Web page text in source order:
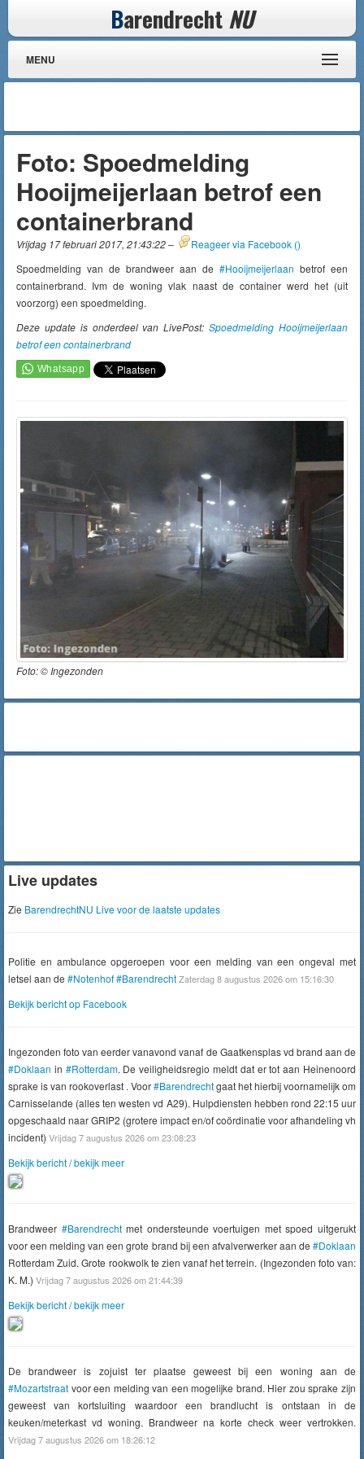
Barendrecht NU
MENU
Foto: Spoedmelding
Hooijmeijerlaan betrof een
containerbrand
Vrijdag 17 februari 2017, 21:43:22– Reageer via Facebook ()
Spoedmelding van de brandweer aan de #Hooijmeijerlaan betrof een
containerbrand. Ivm de woning vlak naast de container werd het (uit
voorzorg) een spoedmelding.
Deze update is onderdeel van LivePost:Spoedmelding Hooijmeijerlaan
betrof een containerbrand
Foto: ©Ingezonden
Live updates
Zie BarendrechtNU Live voor de laatste updates
Politie en ambulance opgeroepen voor een melding van een ongeval met
letsel aan de #Notenhof#BarendrechtZaterdag 8 augustus 2026 om 15:16:30
Bekijk bericht op Facebook
Ingezonden foto van eerder vanavond vanaf de Gaatkensplas vd brand aan de
#Doklaan in #Rotterdam. De veiligheidsregio meldt dat er tot aan Heinenoord
sprake is van rookoverlast . Voor#Barendrechtgaat het hierbij voornamelijk om
Carnisselande (alles ten westen vd A29). Hulpdiensten hebben rond 22:15 uur
opgeschaald naar GRIP2 (grotere impact en/of coördinatie voor afhandeling vh
incident) Vrijdag 7 augustus 2026 om 23:08:23
Bekijk bericht / bekijk meer
Brandweer #Barendrechtmet ondersteunde voertuigen met spoed uitgerukt
voor een melding van een grote brand bij een afvalverwerker aan de #Doklaan
Rotterdam Zuid. Grote rookwolk te zien vanaf het terrein. (Ingezonden foto van:
K. M.) Vrijdag 7 augustus 2026 om 21:44:39
Bekijk bericht / bekijk meer
De brandweer is zojuist ter plaatse geweest bij een woning aan de
#Mozartstraat voor een melding van een mogelijke brand. Hier zou sprake zijn
geweest van kortsluiting waardoor een brandlucht is ontstaan in de
keuken/meterkast vd woning. Brandweer na korte check weer vertrokken.
Vrijdag 7 augustus 2026 om 18:26:12